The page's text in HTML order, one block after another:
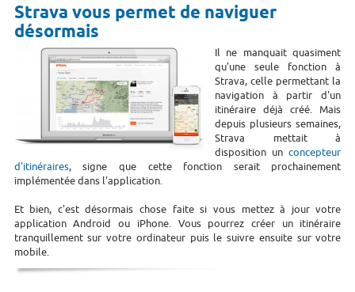
Strava vous permet de naviguer
désormais
Il ne manquait quasiment
qu'une seule fonction à
Strava, celle permettant la
navigation à partir d'un
itinéraire déjà créé. Mais
depuis plusieurs semaines,
Strava mettait à
disposition unconcepteur
d'itinéraires, signe que cette fonction serait prochainement
implémentée dans l'application.
Et bien, c'est désormais chose faite si vous mettez à jour votre
application Android ou iPhone. Vous pourrez créer un itinéraire
tranquillement sur votre ordinateur puis le suivre ensuite sur votre
mobile.